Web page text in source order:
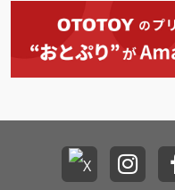
ジナルビート。同チー
ムはこの音源で前人未
到の2年連続という快
挙を成し遂げた。体を
徴的。